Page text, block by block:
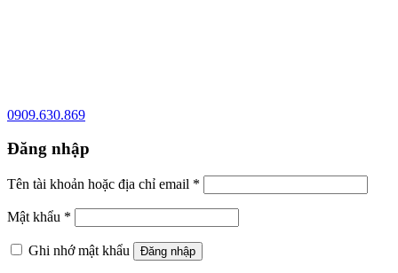
0909.630.869
Đăng nhập
Tên tài khoản hoặc địa chỉ email *
Mật khẩu *
Ghi nhớ mật khẩu Đăng nhập